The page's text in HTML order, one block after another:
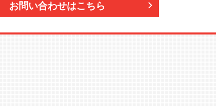
お問い合わせはこちら